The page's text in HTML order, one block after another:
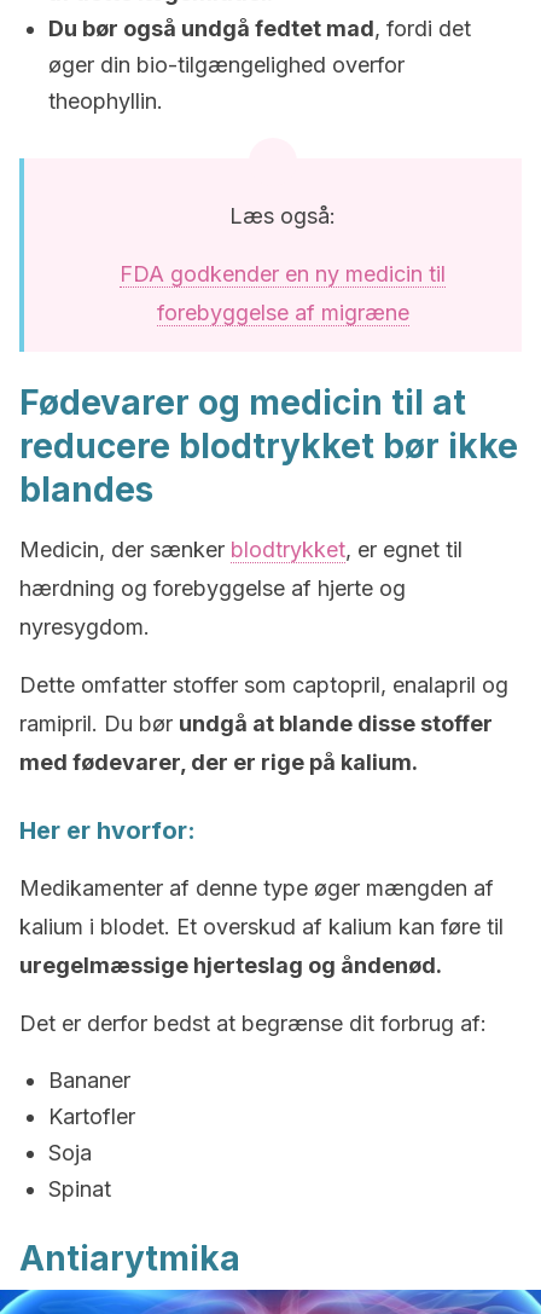
Du bør også undgå fedtet mad, fordi det
øger din bio-tilgængelighed overfor
theophyllin.
Læs også:
FDA godkender en ny medicin til
forebyggelse af migræne
Fødevarer og medicin til at
reducere blodtrykket bør ikke
blandes
Medicin, der sænker blodtrykket, er egnet til
hærdning og forebyggelse af hjerte og
nyresygdom.
Dette omfatter stoffer som captopril, enalapril og
ramipril. Du bør undgå at blande disse stoffer
med fødevarer, der er rige på kalium.
Her er hvorfor:
Medikamenter af denne type øger mængden af ​​
kalium i blodet. Et overskud af kalium kan føre til
uregelmæssige hjerteslag og åndenød.
Det er derfor bedst at begrænse dit forbrug af:
Bananer
Kartofler
Soja
Spinat
Antiarytmika